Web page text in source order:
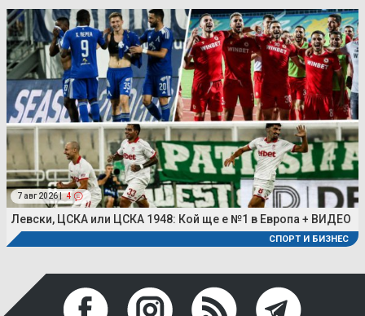
7 авг 2026 | 4
Левски, ЦСКА или ЦСКА 1948: Кой ще е №1 в Европа + ВИДЕО
СПОРТ И БИЗНЕС